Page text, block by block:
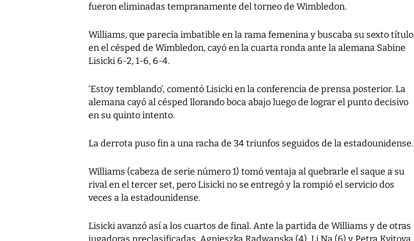
fueron eliminadas tempranamente del torneo de Wimbledon.
Williams, que parecía imbatible en la rama femenina y buscaba su sexto título
en el césped de Wimbledon, cayó en la cuarta ronda ante la alemana Sabine
Lisicki 6-2, 1-6, 6-4.
‘Estoy temblando’, comentó Lisicki en la conferencia de prensa posterior. La
alemana cayó al césped llorando boca abajo luego de lograr el punto decisivo
en su quinto intento.
La derrota puso fin a una racha de 34 triunfos seguidos de la estadounidense.
Williams (cabeza de serie número 1) tomó ventaja al quebrarle el saque a su
rival en el tercer set, pero Lisicki no se entregó y la rompió el servicio dos
veces a la estadounidense.
Lisicki avanzó así a los cuartos de final. Ante la partida de Williams y de otras
jugadoras preclasificadas, Agnieszka Radwanska (4), Li Na (6) y Petra Kvitova